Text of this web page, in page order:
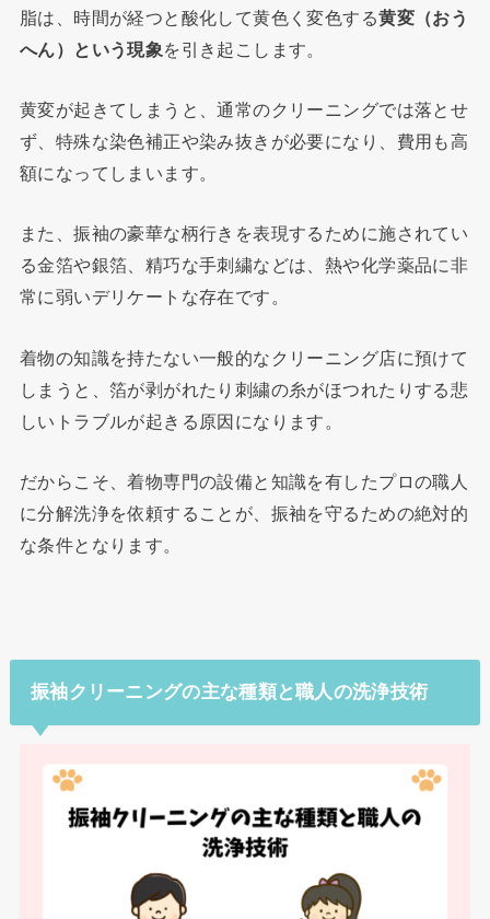
脂は、時間が経つと酸化して黄色く変色する黄変（おう
へん）という現象を引き起こします。
黄変が起きてしまうと、通常のクリーニングでは落とせ
ず、特殊な染色補正や染み抜きが必要になり、費用も高
額になってしまいます。
また、振袖の豪華な柄行きを表現するために施されてい
る金箔や銀箔、精巧な手刺繍などは、熱や化学薬品に非
常に弱いデリケートな存在です。
着物の知識を持たない一般的なクリーニング店に預けて
しまうと、箔が剥がれたり刺繍の糸がほつれたりする悲
しいトラブルが起きる原因になります。
だからこそ、着物専門の設備と知識を有したプロの職人
に分解洗浄を依頼することが、振袖を守るための絶対的
な条件となります。
振袖クリーニングの主な種類と職人の洗浄技術